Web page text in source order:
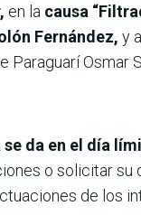
en la causa
Fernández, y
Paraguarí Osmar
se da en el día
o solicitar su
de los